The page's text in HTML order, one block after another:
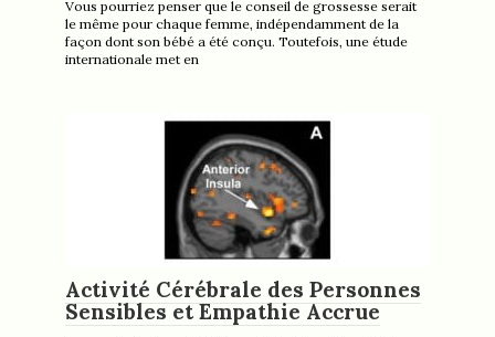
Vous pourriez penser que le conseil de grossesse serait
le même pour chaque femme, indépendamment de la
façon dont son bébé a été conçu. Toutefois, une étude
internationale met en
Activité Cérébrale des Personnes
Sensibles et Empathie Accrue